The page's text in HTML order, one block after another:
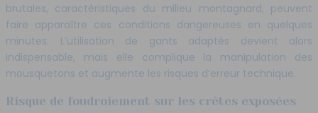
brutales, caractéristiques du milieu montagnard, peuvent
faire apparaître ces conditions dangereuses en quelques
minutes. L’utilisation de gants adaptés devient alors
indispensable, mais elle complique la manipulation des
mousquetons et augmente les risques d’erreur technique.
Risque de foudroiement sur les crêtes exposées